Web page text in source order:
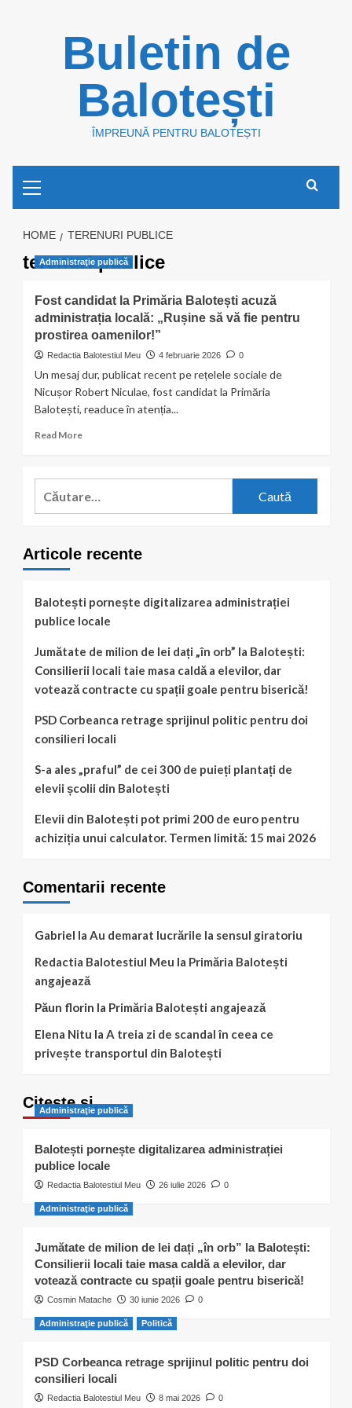
Buletin de
Balotești
ÎMPREUNĂ PENTRU BALOTEȘTI
Menu
HOME TERENURI PUBLICE
terenuri publice
Administraţie publică
Fost candidat la Primăria Balotești acuză
administrația locală: „Rușine să vă fie pentru
prostirea oamenilor!”
Redactia Balotestiul Meu 4 februarie 2026 0
Un mesaj dur, publicat recent pe rețelele sociale de
Nicușor Robert Niculae, fost candidat la Primăria
Balotești, readuce în atenția...
Read MoreRead
Fost
candidat
acuză
„Rușine
să
vă
pentru
prostirea
oamenilor!”
Caută
Articole recente
Balotești pornește digitalizarea administrației
publice locale
Jumătate de milion de lei dați „în orb” la Balotești:
Consilierii locali taie masa caldă a elevilor, dar
votează contracte cu spații goale pentru biserică!
PSD Corbeanca retrage sprijinul politic pentru doi
consilieri locali
S-a ales „praful” de cei 300 de puieți plantați de
elevii școlii din Balotești
Elevii din Balotești pot primi 200 de euro pentru
achiziția unui calculator. Termen limită: 15 mai 2026
Comentarii recente
Gabriel la Au demarat lucrările la sensul giratoriu
Redactia Balotestiul Meu la Primăria Balotești
angajează
Păun florin la Primăria Balotești angajează
Elena Nitu la A treia zi de scandal în ceea ce
privește transportul din Balotești
Citește și…
Administraţie publică
Balotești pornește digitalizarea administrației
publice locale
Redactia Balotestiul Meu 26 iulie 2026 0
Administraţie publică
Jumătate de milion de lei dați „în orb” la Balotești:
Consilierii locali taie masa caldă a elevilor, dar
votează contracte cu spații goale pentru biserică!
Cosmin Matache 30 iunie 2026 0
Administraţie publică Politică
PSD Corbeanca retrage sprijinul politic pentru doi
consilieri locali
Redactia Balotestiul Meu 8 mai 2026 0